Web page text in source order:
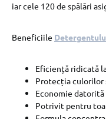
iar cele 120 de spălări
Beneficiile
Eficiență ridicată
Protecția culorilor
Economie datorită
Potrivit pentru